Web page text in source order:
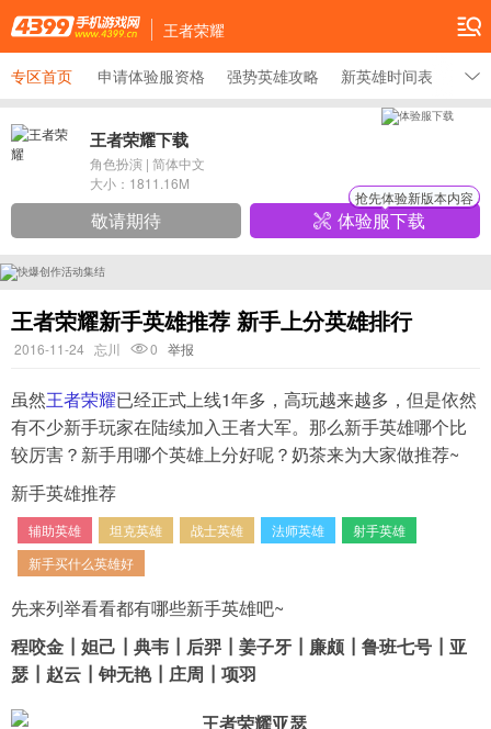
4399手机游戏网
王者荣耀
专区首页 申请体验服资格 强势英雄攻略 新英雄时间表 最
王者荣耀下载
角色扮演 | 简体中文
大小： 1811.16M
敬请期待 体验服下载
抢先体验新版本内容
王者荣耀新手英雄推荐 新手上分英雄排行
2016-11-24 忘川 0 举报
虽然王者荣耀已经正式上线1年多，高玩越来越多，但是依然
有不少新手玩家在陆续加入王者大军。那么新手英雄哪个比
较厉害？新手用哪个英雄上分好呢？奶茶来为大家做推荐~
新手英雄推荐
辅助英雄 坦克英雄 战士英雄 法师英雄
射手英雄
新手买什么英雄好
先来列举看看都有哪些新手英雄吧~
程咬金┃妲己┃典韦┃后羿┃姜子牙┃廉颇┃鲁班七号┃亚
瑟┃赵云┃钟无艳┃庄周┃项羽